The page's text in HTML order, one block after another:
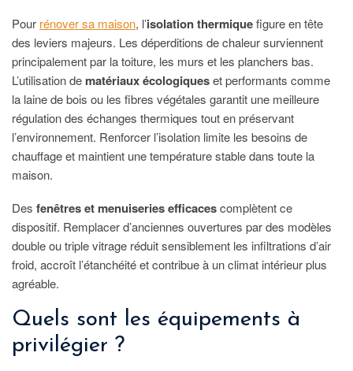
Pour rénover sa maison, l’isolation thermiquefigure en tête
des leviers majeurs. Les déperditions de chaleur surviennent
principalement par la toiture, les murs et les planchers bas.
L’utilisation de matériaux écologiqueset performants comme
la laine de bois ou les fibres végétales garantit une meilleure
régulation des échanges thermiques tout en préservant
l’environnement. Renforcer l’isolation limite les besoins de
chauffage et maintient une température stable dans toute la
maison.
Des fenêtres et menuiseries efficacescomplètent ce
dispositif. Remplacer d’anciennes ouvertures par des modèles
double ou triple vitrage réduit sensiblement les infiltrations d’air
froid, accroît l’étanchéité et contribue à un climat intérieur plus
agréable.
Quels sont les équipements à
privilégier ?